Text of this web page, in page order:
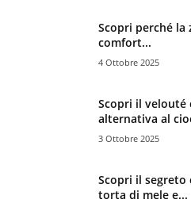
Scopri perché la
comfort...
4 Ottobre 2025
Scopri il velouté
alternativa al
3 Ottobre 2025
Scopri il
torta di mele e...